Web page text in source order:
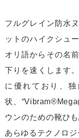
フルグレイン防水
ットのハイクシュ
オリ語からその名
下りを速くします
に優れており、
状、
ウンのための靴ひ
あらゆるテクノロジ